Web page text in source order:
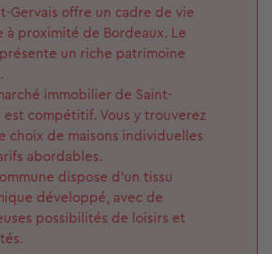
Gervais offre un cadre de vie
à proximité de Bordeaux. Le
un riche patrimoine
immobilier de Saint-
est compétitif. Vous y trouverez
choix de maisons individuelles
abordables.
dispose d’un tissu
développé, avec de
possibilités de loisirs et